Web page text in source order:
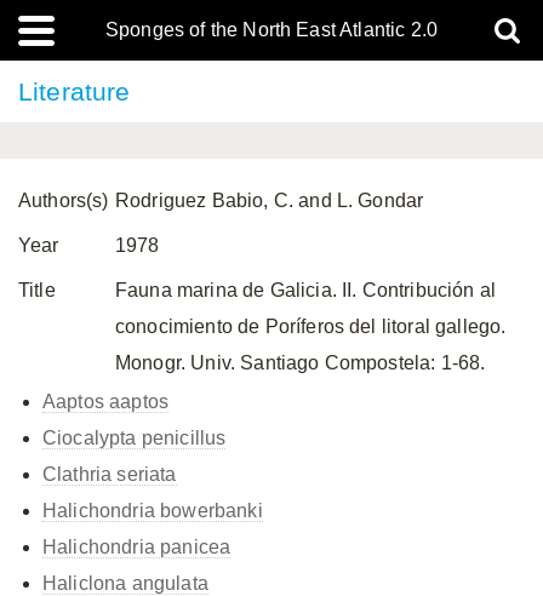
Sponges of the North East Atlantic 2.0
Literature
Authors(s) Rodriguez Babio, C. and L. Gondar
Year 1978
Title
Fauna marina de Galicia. II. Contribución al
conocimiento de Poríferos del litoral gallego.
Monogr. Univ. Santiago Compostela: 1-68.
Aaptos aaptos
Ciocalypta penicillus
Clathria seriata
Halichondria bowerbanki
Halichondria panicea
Haliclona angulata